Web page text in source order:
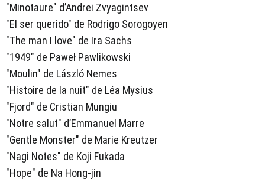
"Minotaure" d’Andrei Zvyagintsev
"El ser querido" de Rodrigo Sorogoyen
"The man I love" de Ira Sachs
"1949" de Paweł Pawlikowski
"Moulin" de László Nemes
"Histoire de la nuit" de Léa Mysius
"Fjord" de Cristian Mungiu
"Notre salut" d’Emmanuel Marre
"Gentle Monster" de Marie Kreutzer
"Nagi Notes" de Koji Fukada
"Hope" de Na Hong-jin